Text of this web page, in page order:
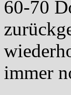
60-70
immer